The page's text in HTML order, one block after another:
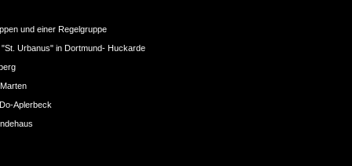
und einer Regelgruppe
Urbanus" in Dortmund- Huckarde
Aplerbeck